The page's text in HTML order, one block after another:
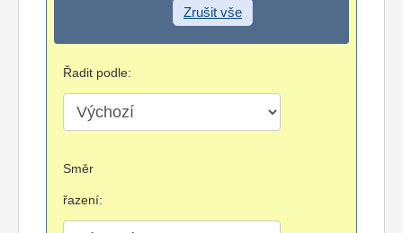
Zrušit vše
Řadit podle:
Směr
řazení: